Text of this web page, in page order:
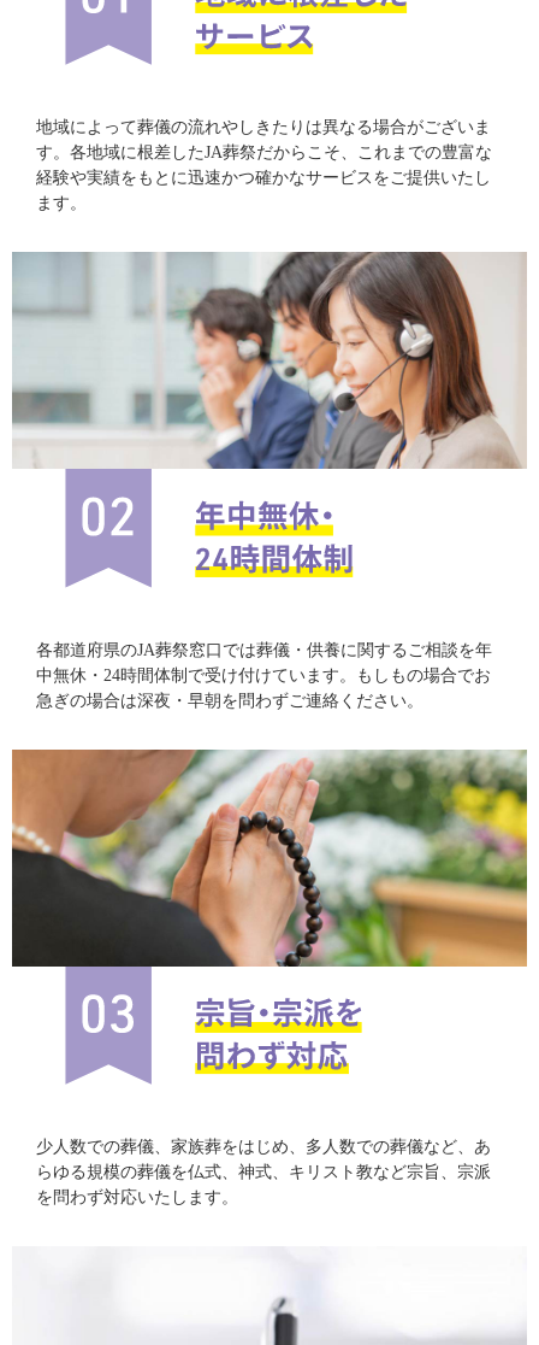
地域によって葬儀の流れやしきたりは異なる場合がございま
す。各地域に根差したJA葬祭だからこそ、これまでの豊富な
経験や実績をもとに迅速かつ確かなサービスをご提供いたし
ます。
各都道府県のJA葬祭窓口では葬儀・供養に関するご相談を年
中無休・24時間体制で受け付けています。もしもの場合でお
急ぎの場合は深夜・早朝を問わずご連絡ください。
少人数での葬儀、家族葬をはじめ、多人数での葬儀など、あ
らゆる規模の葬儀を仏式、神式、キリスト教など宗旨、宗派
を問わず対応いたします。